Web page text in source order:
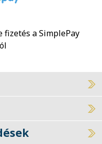
fizetés a SimplePay